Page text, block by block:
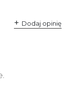
Dodaj opinię